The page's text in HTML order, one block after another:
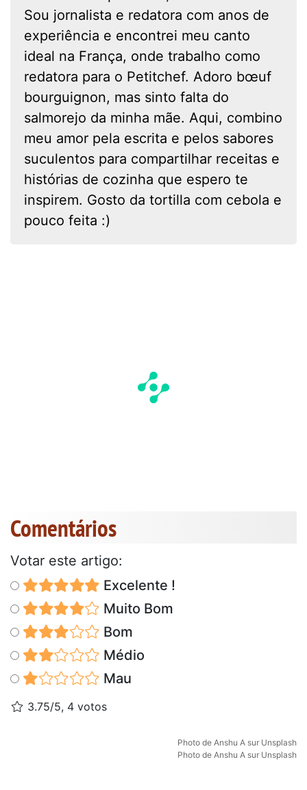
Sou jornalista e redatora com anos de
experiência e encontrei meu canto
ideal na França, onde trabalho como
redatora para o Petitchef. Adoro bœuf
bourguignon, mas sinto falta do
salmorejo da minha mãe. Aqui, combino
meu amor pela escrita e pelos sabores
suculentos para compartilhar receitas e
histórias de cozinha que espero te
inspirem. Gosto da tortilla com cebola e
pouco feita :)
Comentários
Votar este artigo:
Excelente !
Muito Bom
Bom
Médio
Mau
3.75/5, 4 votos
Photo de Anshu A sur Unsplash
Photo de Anshu A sur Unsplash